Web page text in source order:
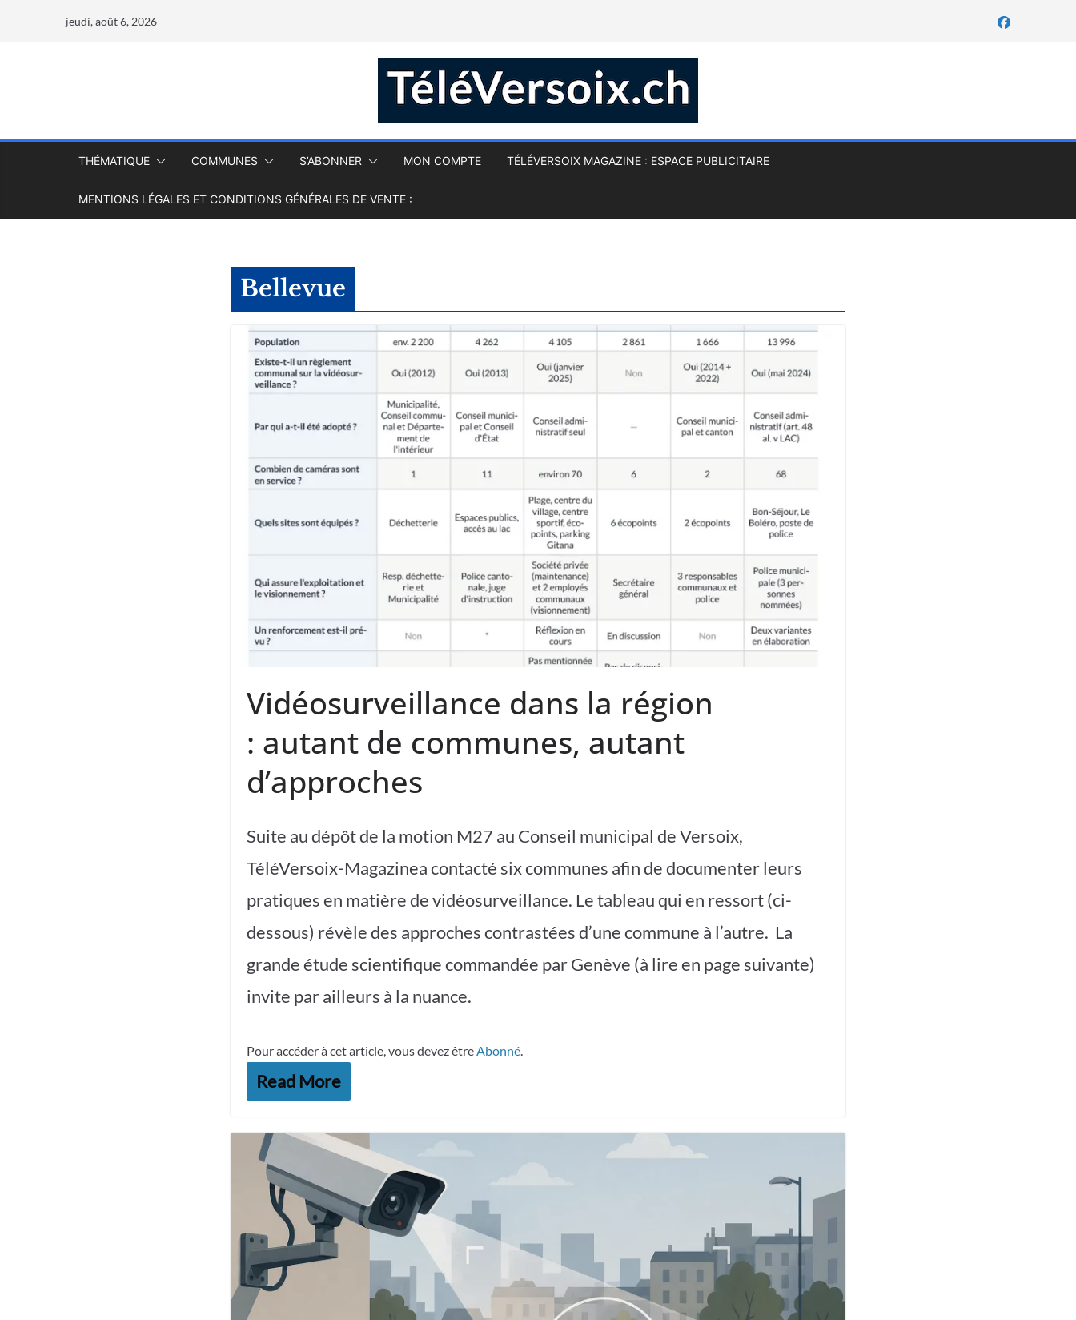
jeudi, août 6, 2026
THÉMATIQUE COMMUNES S’ABONNER MON COMPTE TÉLÉVERSOIX MAGAZINE : ESPACE PUBLICITAIRE
MENTIONS LÉGALES ET CONDITIONS GÉNÉRALES DE VENTE :
Bellevue
Vidéosurveillance dans la région
: autant de communes, autant
d’approches
Suite au dépôt de la motion M27 au Conseil municipal de Versoix,
TéléVersoix-Magazinea contacté six communes afin de documenter leurs
pratiques en matière de vidéosurveillance. Le tableau qui en ressort (ci-
dessous) révèle des approches contrastées d’une commune à l’autre. La
grande étude scientifique commandée par Genève (à lire en page suivante)
invite par ailleurs à la nuance.
Pour accéder à cet article, vous devez être Abonné
Read More